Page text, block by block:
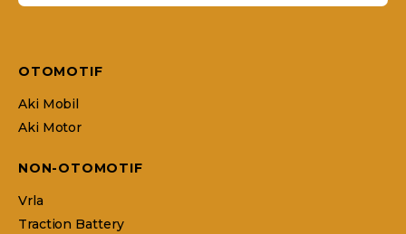
OTOMOTIF
Aki Mobil
Aki Motor
NON-OTOMOTIF
Vrla
Traction Battery